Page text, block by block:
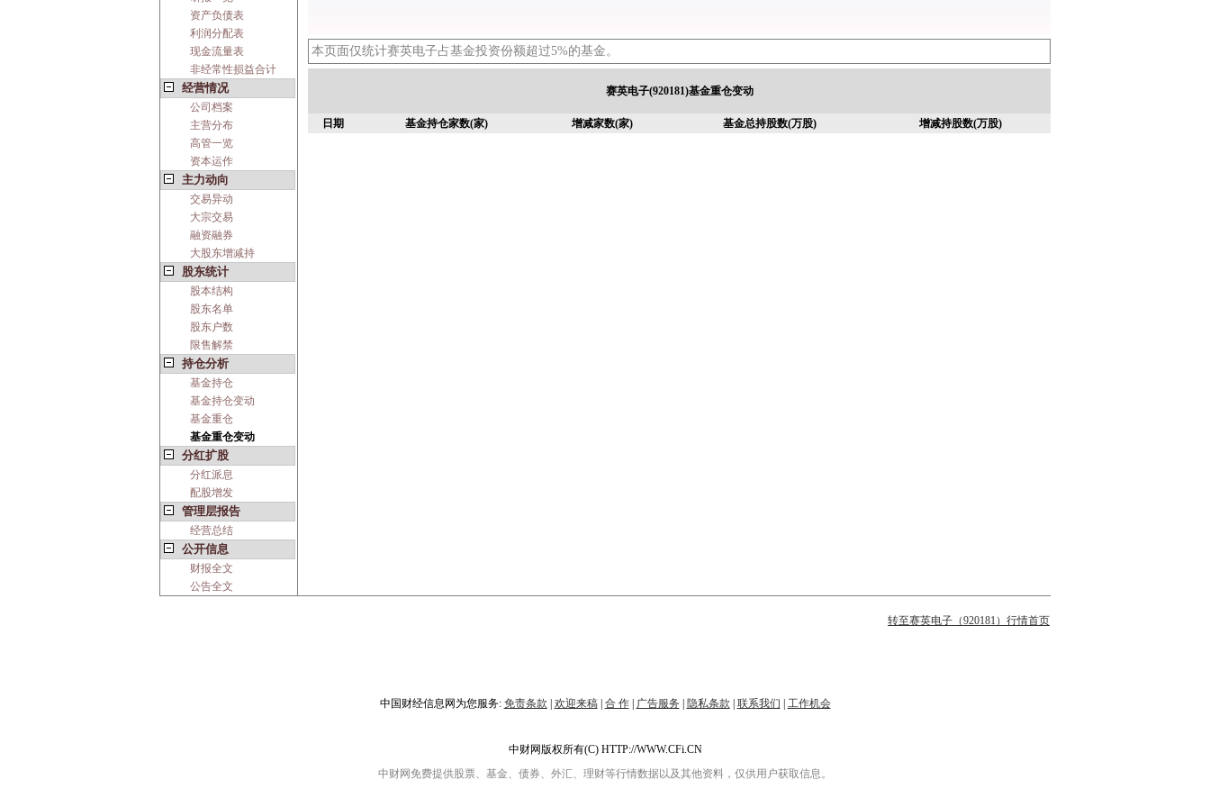
资产负债表
利润分配表
现金流量表
非经常性损益合计
经营情况
公司档案
主营分布
高管一览
资本运作
主力动向
交易异动
大宗交易
融资融券
大股东增减持
股东统计
股本结构
股东名单
股东户数
限售解禁
持仓分析
基金持仓
基金持仓变动
基金重仓
基金重仓变动
分红扩股
分红派息
配股增发
管理层报告
经营总结
公开信息
财报全文
公告全文
本页面仅统计赛英电子占基金投资份额超过5%的基金。
赛英电子(920181)基金重仓变动
日期 基金持仓家数(家) 增减家数(家) 基金总持股数(万股) 增减持股数(万股)
转至赛英电子（920181）行情首页
中国财经信息网为您服务: 免责条款 欢迎来稿| 合 作| 广告服务 隐私条款 联系我们 工作机会
中财网版权所有(C) HTTP://WWW.CFi.CN
中财网免费提供股票、基金、债券、外汇、理财等行情数据以及其他资料，仅供用户获取信息。